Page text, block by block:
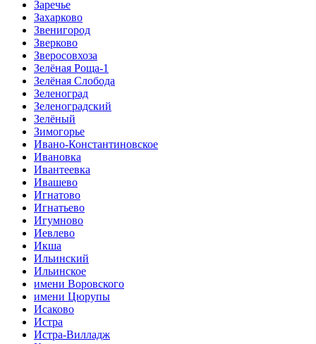
Заречье
Захарково
Звенигород
Зверково
Зверосовхоза
Зелёная Роща-1
Зелёная Слобода
Зеленоград
Зеленоградский
Зелёный
Зимогорье
Ивано-Константиновское
Ивановка
Ивантеевка
Ивашево
Игнатово
Игнатьево
Игумново
Иевлево
Икша
Ильинский
Ильинское
имени Воровского
имени Цюрупы
Исаково
Истра
Истра-Вилладж